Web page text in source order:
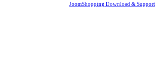
JoomShopping Download & Support